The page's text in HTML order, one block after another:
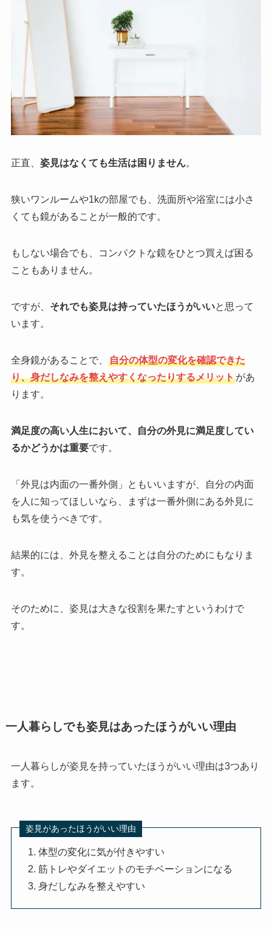
正直、 姿見はなくても生活は困りません。
狭いワンルームや1kの部屋でも、洗面所や浴室には小さ
くても鏡があることが一般的です。
もしない場合でも、コンパクトな鏡をひとつ買えば困る
こともありません。
ですが、 それでも姿見は持っていたほうがいいと思って
います。
全身鏡があることで、
自分の体型の変化を確認できた
り、身だしなみを整えやすくなったりするメリットがあ
ります。
満足度の高い人生において、自分の外見に満足度してい
るかどうかは重要です。
「外見は内面の一番外側」ともいいますが、自分の内面
を人に知ってほしいなら、まずは一番外側にある外見に
も気を使うべきです。
結果的には、外見を整えることは自分のためにもなりま
す。
そのために、姿見は大きな役割を果たすというわけで
す。
一人暮らしでも姿見はあったほうがいい理由
一人暮らしが姿見を持っていたほうがいい理由は3つあり
ます。
姿見があったほうがいい理由
体型の変化に気が付きやすい
筋トレやダイエットのモチベーションになる
身だしなみを整えやすい